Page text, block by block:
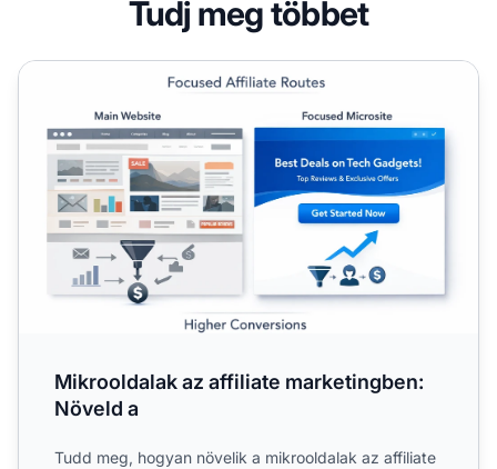
Tudj meg többet
Mikrooldalak az affiliate marketingben: Növeld a
Mikrooldalak az affiliate marketingben:
Növeld a
Tudd meg, hogyan növelik a mikrooldalak az affiliate